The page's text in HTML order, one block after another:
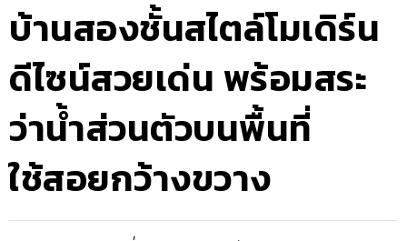
บ้านสองชั้นสไตล์โมเดิร์น
ดีไซน์สวยเด่น พร้อมสระ
ว่าน้ำส่วนตัวบนพื้นที่
ใช้สอยกว้างขวาง